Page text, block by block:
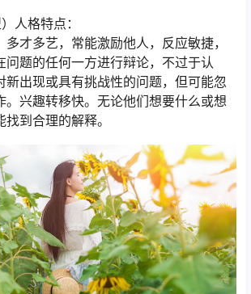
人格特点：
才多艺，常能激励他人，反应敏捷，
问题的任何一方进行辩论，不过于认
新出现或具有挑战性的问题，但可能忽
。兴趣转移快。无论他们想要什么或想
到合理的解释。